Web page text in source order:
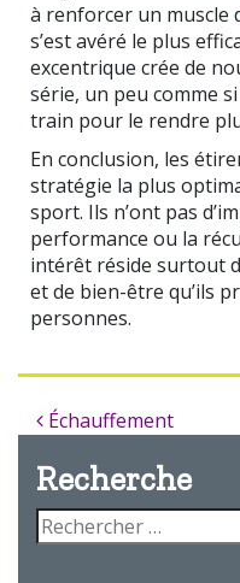
à renforcer un muscle
s’est avéré le plus
excentrique crée de
série, un peu comme
train pour le rendre
En conclusion, les
stratégie la plus
sport. Ils n’ont pas
performance ou la
intérêt réside surtout
et de bien-être qu’ils
personnes.
Échauffement
Recherche